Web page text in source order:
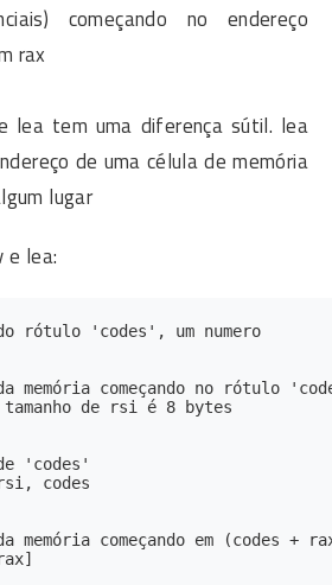
começando no endereço
rax
lea tem uma diferença sútil. lea
de uma célula de memória
lugar
e lea:
rótulo 'codes', um numero
memória começando no rótulo
de rsi é 8 bytes
'codes'
rsi, codes
começando em (codes +